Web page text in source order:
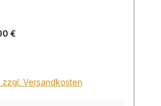
und/oder Länge 120cm
Zuschlag für Sperrgut in
berechnet. Für den
beträgt der
€
zzgl. Versandkosten